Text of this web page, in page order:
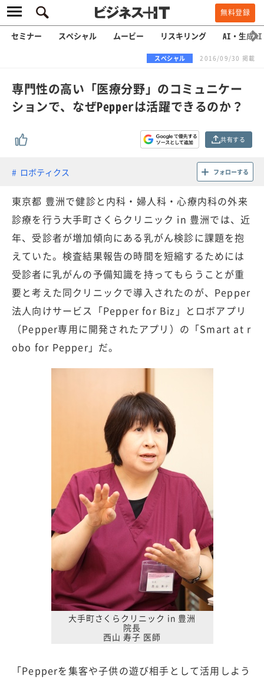
無料登録
セミナー スペシャル ムービー リスキリング AI・生成AI
スペシャル 2016/09/30 掲載
専門性の高い「医療分野」のコミュニケー
ションで、なぜPepperは活躍できるのか？
共有する
ロボティクス フォローする
東京都 豊洲で健診と内科・婦人科・心療内科の外来
診療を行う大手町さくらクリニック in 豊洲では、近
年、受診者が増加傾向にある乳がん検診に課題を抱
えていた。検査結果報告の時間を短縮するためには
受診者に乳がんの予備知識を持ってもらうことが重
要と考えた同クリニックで導入されたのが、Pepper
法人向けサービス「Pepper for Biz」とロボアプリ
（Pepper専用に開発されたアプリ）の「Smart at r
obo for Pepper」だ。
大手町さくらクリニック in 豊洲
院長
西山 寿子 医師
「Pepperを集客や子供の遊び相手として活用しよう